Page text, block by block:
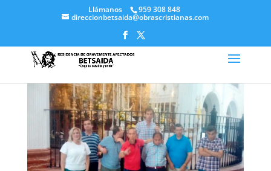
Llámanos 959 308 848
direccionbetsaida@obrascristianas.com